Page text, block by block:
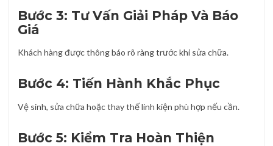
Bước 3: Tư Vấn Giải Pháp Và Báo
Giá
Khách hàng được thông báo rõ ràng trước khi sửa chữa.
Bước 4: Tiến Hành Khắc Phục
Vệ sinh, sửa chữa hoặc thay thế linh kiện phù hợp nếu cần.
Bước 5: Kiểm Tra Hoàn Thiện